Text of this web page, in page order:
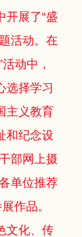
开展了“盛
活动。在
动中，
选择学习
主义教育
和纪念设
部网上摄
单位推荐
作品。
文化、传